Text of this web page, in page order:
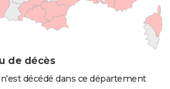
de décès
décédé dans ce département